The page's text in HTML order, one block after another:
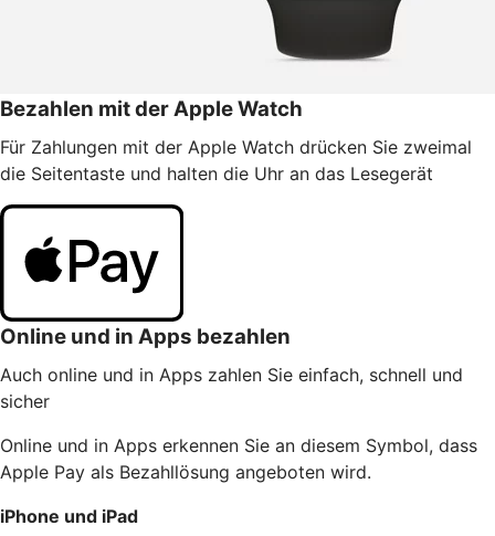
Bezahlen mit der Apple Watch
Für Zahlungen mit der Apple Watch drücken Sie zweimal
die Seitentaste und halten die Uhr an das Lesegerät
Online und in Apps bezahlen
Auch online und in Apps zahlen Sie einfach, schnell und
sicher
Online und in Apps erkennen Sie an diesem Symbol, dass
Apple Pay als Bezahllösung angeboten wird.
iPhone und iPad